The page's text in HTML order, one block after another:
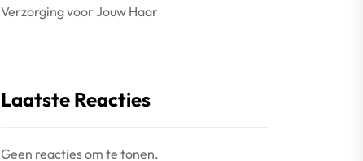
Verzorging voor Jouw Haar
Laatste Reacties
Geen reacties om te tonen.